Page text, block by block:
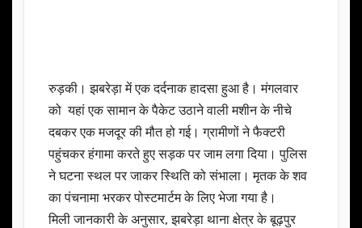
रुड़की। झबरेड़ा में एक दर्दनाक हादसा हुआ है। मंगलवार
को यहां एक सामान के पैकेट उठाने वाली मशीन के नीचे
दबकर एक मजदूर की मौत हो गई। ग्रामीणों ने फैक्टरी
पहुंचकर हंगामा करते हुए सड़क पर जाम लगा दिया। पुलिस
ने घटना स्थल पर जाकर स्थिति को संभाला। मृतक के शव
का पंचनामा भरकर पोस्टमार्टम के लिए भेजा गया है।
मिली जानकारी के अनुसार, झबरेड़ा थाना क्षेत्र के बूढ़पुर